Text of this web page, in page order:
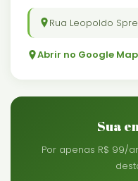
Rua Leopoldo
Abrir no Google
Sua
Por apenas R$ 99/